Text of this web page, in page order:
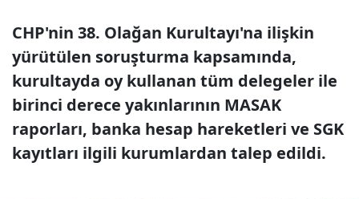
CHP'nin 38. Olağan Kurultayı'na ilişkin
yürütülen soruşturma kapsamında,
kurultayda oy kullanan tüm delegeler ile
birinci derece yakınlarının MASAK
raporları, banka hesap hareketleri ve SGK
kayıtları ilgili kurumlardan talep edildi.